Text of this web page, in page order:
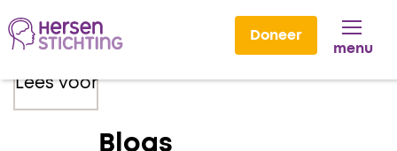
Doneer
menu
Lees voor
Blogs